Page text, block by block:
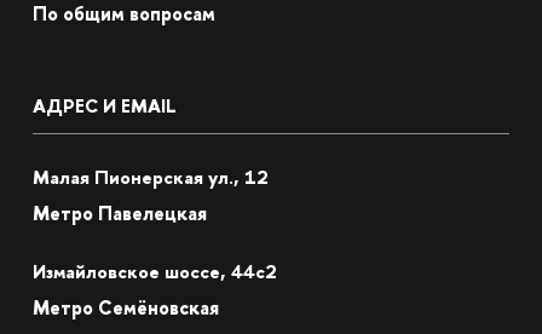
По общим вопросам
АДРЕС И EMAIL
Малая Пионерская ул., 12
Метро Павелецкая
Измайловское шоссе, 44с2
Метро Семёновская